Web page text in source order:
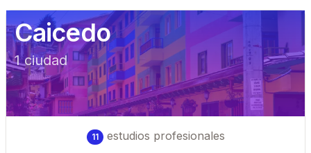
Caicedo
1ciudad
11 estudios profesionales